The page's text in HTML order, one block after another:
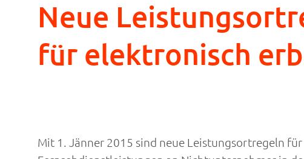
Neue
für elektronisch
Mit 1. Jänner 2015 sind neue Leistungsortregeln